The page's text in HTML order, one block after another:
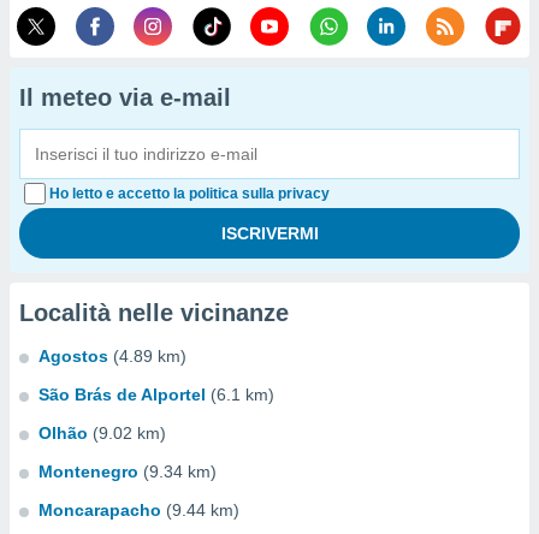
Il meteo via e-mail
Ho letto e accetto la politica sulla privacy
Località nelle vicinanze
Agostos (4.89 km)
São Brás de Alportel (6.1 km)
Olhão (9.02 km)
Montenegro (9.34 km)
Moncarapacho (9.44 km)